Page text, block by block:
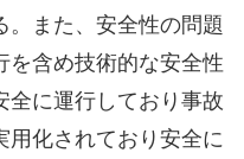
。また、安全性の問題
を含め技術的な安全性
全に運行しており事故
用化されており安全に